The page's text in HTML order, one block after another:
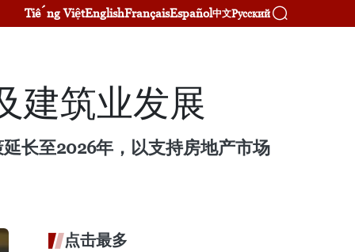
Tiếng ViệtEnglishFrançaisEspañol中文Русский
建筑业发展
长至2026年，以支持房地产市场
点击最多